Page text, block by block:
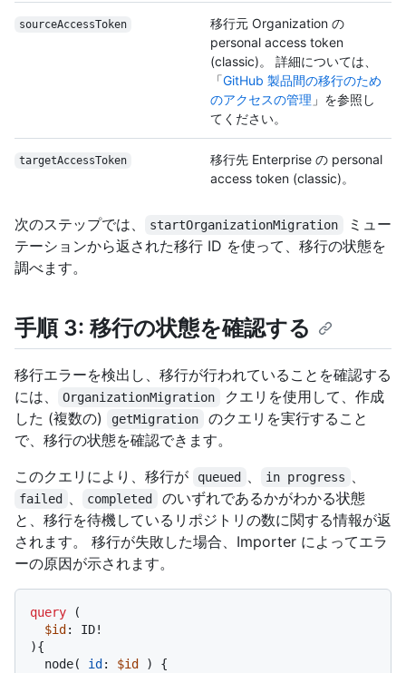
sourceAccessToken
移行元 Organization の
personal access token
(classic)。 詳細については、
「GitHub 製品間の移行のため
のアクセスの管理 」を参照し
てください。
targetAccessToken
移行先 Enterprise の personal
access token (classic)。
次のステップでは、 startOrganizationMigration
ミュー
テーションから返された移行 ID を使って、移行の状態を
調べます。
手順 3: 移行の状態を確認する
移行エラーを検出し、移行が行われていることを確認する
には、
OrganizationMigration
クエリを使用して、作成
した (複数の)
getMigration
のクエリを実行すること
で、移行の状態を確認できます。
このクエリにより、移行が
queued 、 in progress 、
failed 、 completed
のいずれであるかがわかる状態
と、移行を待機しているリポジトリの数に関する情報が返
されます。 移行が失敗した場合、Importer によってエラ
ーの原因が示されます。
query
(
$id : ID!
){
  node
( id : $id )
{